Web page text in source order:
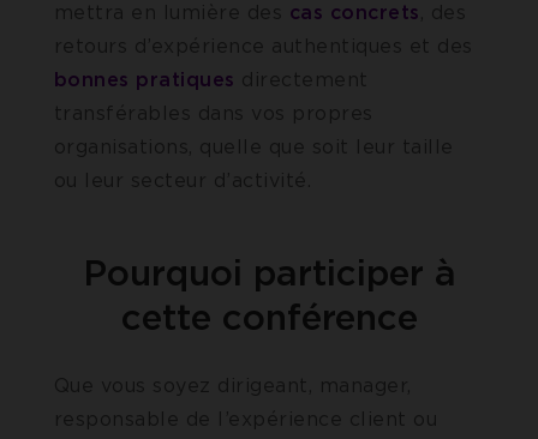
mettra en lumière des cas concrets, des
retours d’expérience authentiques et des
bonnes pratiques directement
transférables dans vos propres
organisations, quelle que soit leur taille
ou leur secteur d’activité.
Pourquoi participer à
cette conférence
Que vous soyez dirigeant, manager,
responsable de l’expérience client ou